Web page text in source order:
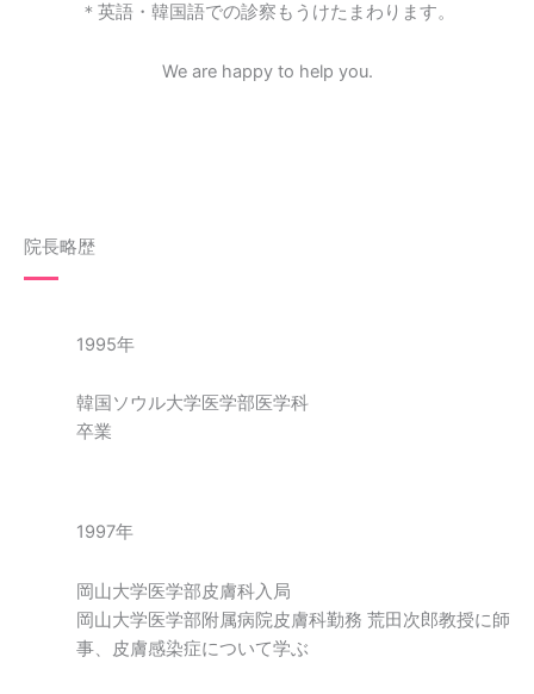
＊英語・韓国語での診察もうけたまわります。
We are happy to help you.
院長略歴
1995年
韓国ソウル大学医学部医学科
卒業
1997年
岡山大学医学部皮膚科入局
岡山大学医学部附属病院皮膚科勤務 荒田次郎教授に師
事、皮膚感染症について学ぶ